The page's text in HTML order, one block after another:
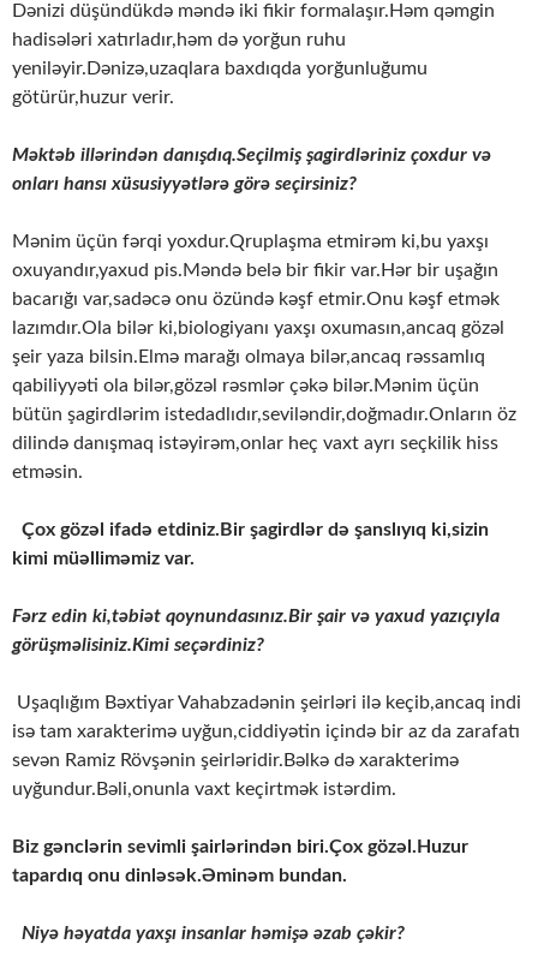
Dənizi düşündükdə məndə iki fikir formalaşır.Həm qəmgin
hadisələri xatırladır,həm də yorğun ruhu
yeniləyir.Dənizə,uzaqlara baxdıqda yorğunluğumu
götürür,huzur verir.
Məktəb illərindən danışdıq.Seçilmiş şagirdləriniz çoxdur və
onları hansı xüsusiyyətlərə görə seçirsiniz?
Mənim üçün fərqi yoxdur.Qruplaşma etmirəm ki,bu yaxşı
oxuyandır,yaxud pis.Məndə belə bir fikir var.Hər bir uşağın
bacarığı var,sadəcə onu özündə kəşf etmir.Onu kəşf etmək
lazımdır.Ola bilər ki,biologiyanı yaxşı oxumasın,ancaq gözəl
şeir yaza bilsin.Elmə marağı olmaya bilər,ancaq rəssamlıq
qabiliyyəti ola bilər,gözəl rəsmlər çəkə bilər.Mənim üçün
bütün şagirdlərim istedadlıdır,seviləndir,doğmadır.Onların öz
dilində danışmaq istəyirəm,onlar heç vaxt ayrı seçkilik hiss
etməsin.
Çox gözəl ifadə etdiniz.Bir şagirdlər də şanslıyıq ki,sizin
kimi müəlliməmiz var.
Fərz edin ki,təbiət qoynundasınız.Bir şair və yaxud yazıçıyla
görüşməlisiniz.Kimi seçərdiniz?
Uşaqlığım Bəxtiyar Vahabzadənin şeirləri ilə keçib,ancaq indi
isə tam xarakterimə uyğun,ciddiyətin içində bir az da zarafatı
sevən Ramiz Rövşənin şeirləridir.Bəlkə də xarakterimə
uyğundur.Bəli,onunla vaxt keçirtmək istərdim.
Biz gənclərin sevimli şairlərindən biri.Çox gözəl.Huzur
tapardıq onu dinləsək.Əminəm bundan.
Niyə həyatda yaxşı insanlar həmişə əzab çəkir?